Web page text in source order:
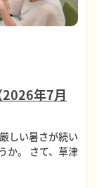
年7月
しい暑さが続い
か。 さて、草津